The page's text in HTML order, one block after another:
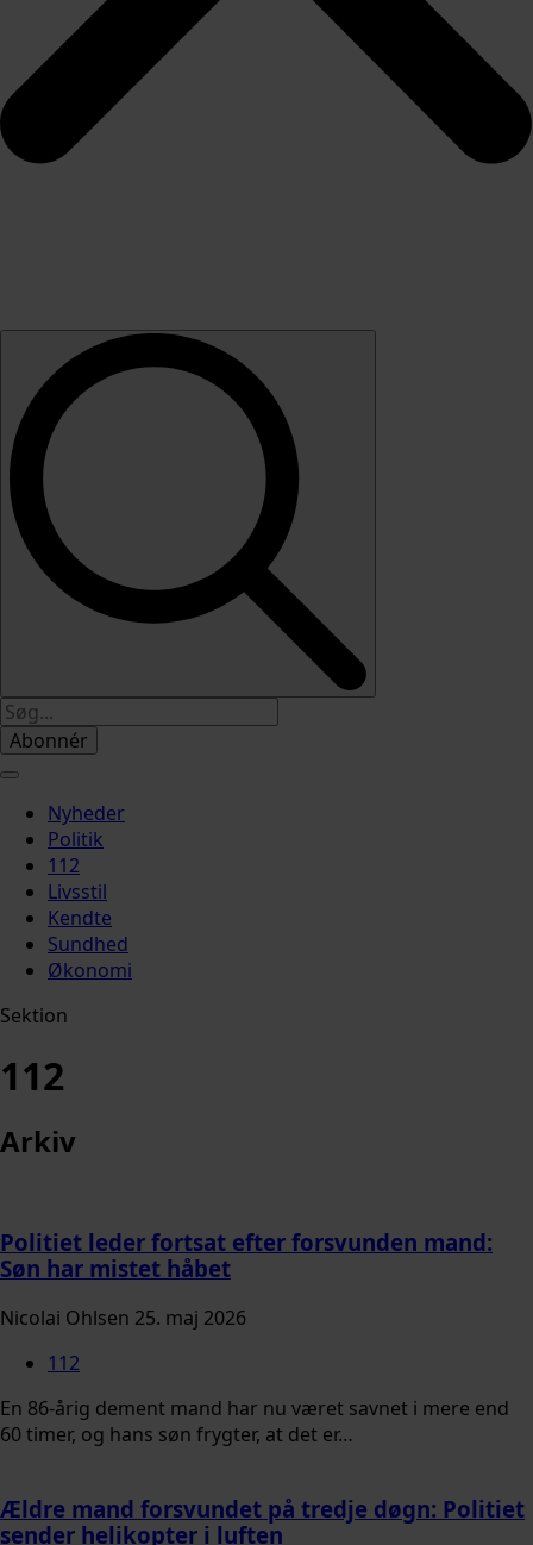
Abonnér
Nyheder
Politik
112
Livsstil
Kendte
Sundhed
Økonomi
Sektion
112
Arkiv
Politiet leder fortsat efter forsvunden mand:
Søn har mistet håbet
Nicolai Ohlsen 25. maj 2026
112
En 86-årig dement mand har nu været savnet i mere end
60 timer, og hans søn frygter, at det er…
Ældre mand forsvundet på tredje døgn: Politiet
sender helikopter i luften